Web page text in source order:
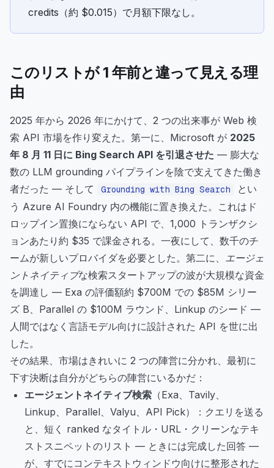
credits（約 $0.015）で月額下限なし。
このリストが 1 年前と違って見える理
由
2025 年から 2026 年にかけて、2 つの出来事が Web 検
索 API 市場を作り変えた。第一に、Microsoft が 2025
年 8 月 11 日に Bing Search API を引退させた — 膨大な
数の LLM grounding パイプラインを陰で支えてきた働き
者だった — そして
Grounding with Bing Search
とい
う Azure AI Foundry 内の機能に置き換えた。これはド
ロップイン置換にならない API で、1,000 トランザクシ
ョンあたり約 $35 で課金される。一夜にして、数千のチ
ームが新しいプロバイダを必要とした。第二に、 エージェ
ントネイティブな検索スタートアップの波が大規模な資金
を調達し — Exa の評価額約 $700M での $85M シリー
ズ B、Parallel の $100M ラウンド、Linkup のシード —
人間ではなく言語モデル向けに設計された API を世に出
した。
その結果、市場はきれいに 2 つの陣営に分かれ、最初に
下す決断は自分がどちらの陣営にいるかだ：
エージェントネイティブ検索 （Exa、Tavily、
Linkup、Parallel、Valyu、API Pick）：クエリを送る
と、短く ranked なタイトル・URL・クリーンなテキ
ストスニペットのリスト — ときには完成した回答 —
が、すでにコンテキストウィンドウ向けに整形された